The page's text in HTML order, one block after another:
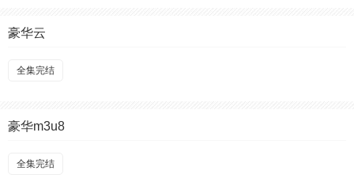
豪华云
全集完结
豪华m3u8
全集完结